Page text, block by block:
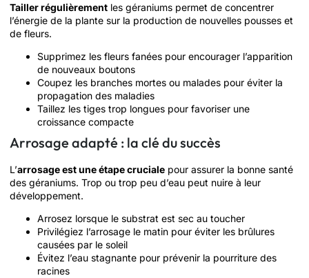
Tailler régulièrement les géraniums permet de concentrer
l’énergie de la plante sur la production de nouvelles pousses et
de fleurs.
Supprimez les fleurs fanées pour encourager l’apparition
de nouveaux boutons
Coupez les branches mortes ou malades pour éviter la
propagation des maladies
Taillez les tiges trop longues pour favoriser une
croissance compacte
Arrosage adapté : la clé du succès
L’arrosage est une étape cruciale pour assurer la bonne santé
des géraniums. Trop ou trop peu d’eau peut nuire à leur
développement.
Arrosez lorsque le substrat est sec au toucher
Privilégiez l’arrosage le matin pour éviter les brûlures
causées par le soleil
Évitez l’eau stagnante pour prévenir la pourriture des
racines